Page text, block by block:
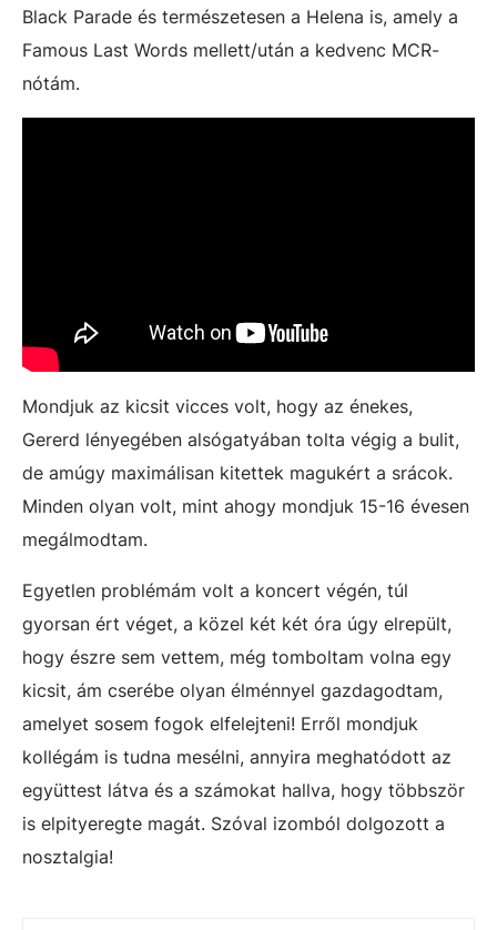
Black Parade és természetesen a Helena is, amely a
Famous Last Words mellett/után a kedvenc MCR-
nótám.
Mondjuk az kicsit vicces volt, hogy az énekes,
Gererd lényegében alsógatyában tolta végig a bulit,
de amúgy maximálisan kitettek magukért a srácok.
Minden olyan volt, mint ahogy mondjuk 15-16 évesen
megálmodtam.
Egyetlen problémám volt a koncert végén, túl
gyorsan ért véget, a közel két két óra úgy elrepült,
hogy észre sem vettem, még tomboltam volna egy
kicsit, ám cserébe olyan élménnyel gazdagodtam,
amelyet sosem fogok elfelejteni! Erről mondjuk
kollégám is tudna mesélni, annyira meghatódott az
együttest látva és a számokat hallva, hogy többször
is elpityeregte magát. Szóval izomból dolgozott a
nosztalgia!